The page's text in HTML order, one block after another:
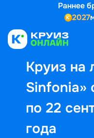
Раннее
2027
Круиз на
Sinfonia»
по 22
года